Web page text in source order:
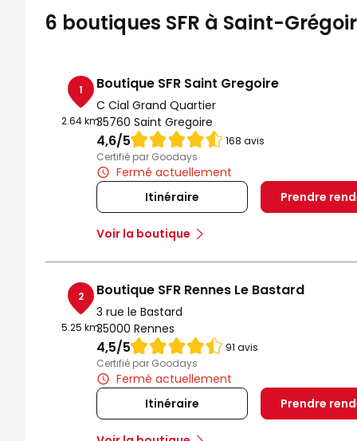
6 boutiques SFR à Saint-
1
2.64 km
Boutique SFR Saint Gregoire
C Cial Grand Quartier
35760 Saint Gregoire
4,6/5Note de 4.6 sur 5
168 avis
Certifié par Goodays
Fermé actuellement
Itinéraire
Prendre
Voir la boutique
2
5.25 km
Boutique SFR Rennes Le Bastard
3 rue le Bastard
35000 Rennes
4,5/5Note de 4.5 sur 5
91 avis
Certifié par Goodays
Fermé actuellement
Itinéraire
Prendre